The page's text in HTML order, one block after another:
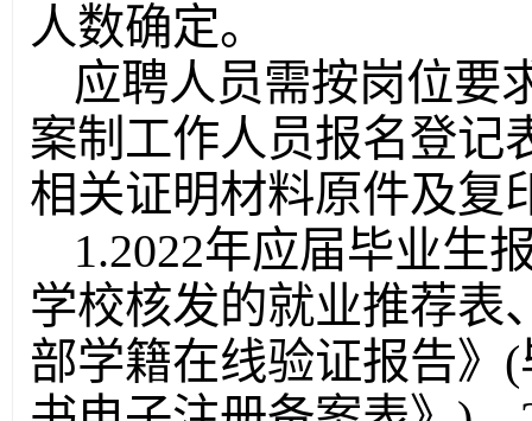
人数确定。
应聘人员需按岗位要
案制工作人员报名登记
相关证明材料原件及复
1.2022年应届毕业生
学校核发的就业推荐表
部学籍在线验证报告》